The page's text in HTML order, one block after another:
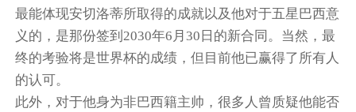
最能体现安切洛蒂所取得的成就以及他对于五星巴西意
义的，是那份签到2030年6月30日的新合同。当然，最
终的考验将是世界杯的成绩，但目前他已赢得了所有人
的认可。
此外，对于他身为非巴西籍主帅，很多人曾质疑他能否